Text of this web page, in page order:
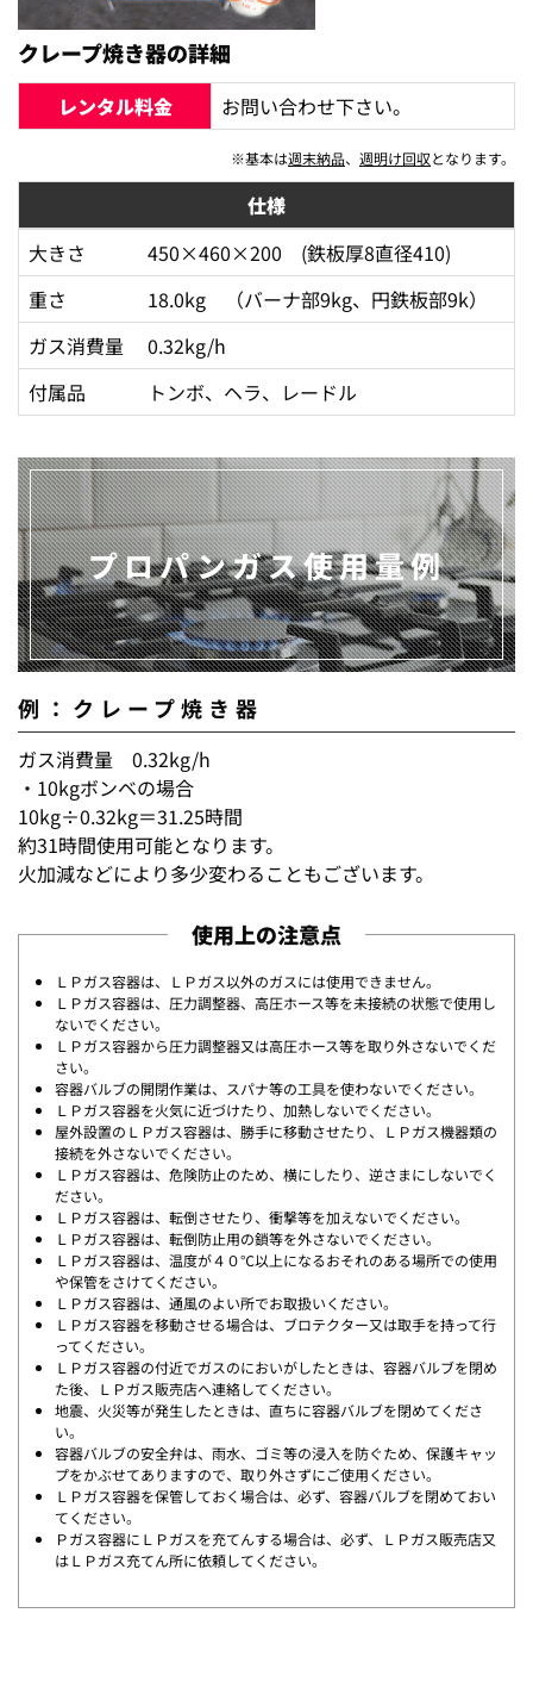
クレープ焼き器の詳細
レンタル料金 お問い合わせ下さい。
※基本は週末納品、 週明け回収となります。
仕様
大きさ
450×460×200 (鉄板厚8直径410)
重さ
18.0kg （バーナ部9kg、円鉄板部9k）
ガス消費量
0.32kg/h
付属品
トンボ、ヘラ、レードル
プロパンガス使用量例
例：クレープ焼き器
ガス消費量 0.32kg/h
・10kgボンベの場合
10kg÷0.32kg＝31.25時間
約31時間使用可能となります。
火加減などにより多少変わることもございます。
使用上の注意点
ＬＰガス容器は、ＬＰガス以外のガスには使用できません。
ＬＰガス容器は、圧力調整器、高圧ホース等を未接続の状態で使用し
ないでください。
ＬＰガス容器から圧力調整器又は高圧ホース等を取り外さないでくだ
さい。
容器バルブの開閉作業は、スパナ等の工具を使わないでください。
ＬＰガス容器を火気に近づけたり、加熱しないでください。
屋外設置のＬＰガス容器は、勝手に移動させたり、ＬＰガス機器類の
接続を外さないでください。
ＬＰガス容器は、危険防止のため、横にしたり、逆さまにしないでく
ださい。
ＬＰガス容器は、転倒させたり、衝撃等を加えないでください。
ＬＰガス容器は、転倒防止用の鎖等を外さないでください。
ＬＰガス容器は、温度が４０℃以上になるおそれのある場所での使用
や保管をさけてください。
ＬＰガス容器は、通風のよい所でお取扱いください。
ＬＰガス容器を移動させる場合は、ブロテクター又は取手を持って行
ってください。
ＬＰガス容器の付近でガスのにおいがしたときは、容器バルブを閉め
た後、ＬＰガス販売店へ連絡してください。
地震、火災等が発生したときは、直ちに容器バルブを閉めてくださ
い。
容器バルブの安全弁は、雨水、ゴミ等の浸入を防ぐため、保護キャッ
プをかぶせてありますので、取り外さずにご使用ください。
ＬＰガス容器を保管しておく場合は、必ず、容器バルブを閉めておい
てください。
Ｐガス容器にＬＰガスを充てんする場合は、必ず、ＬＰガス販売店又
はＬＰガス充てん所に依頼してください。